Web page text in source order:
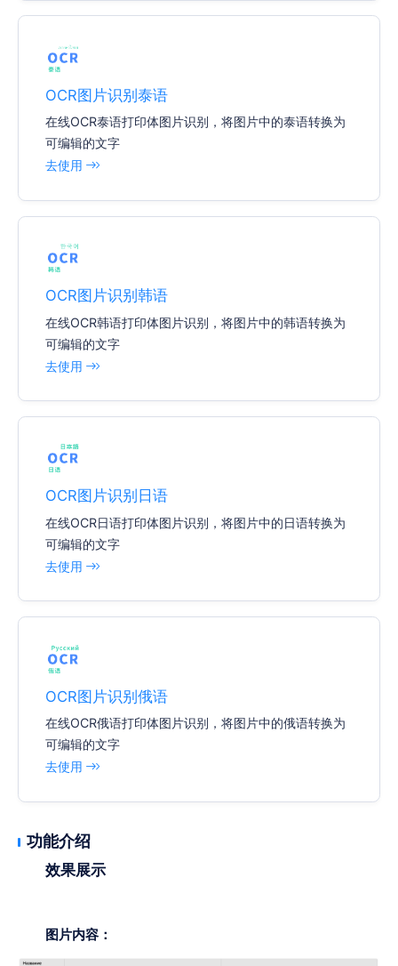
OCR图片识别泰语
在线OCR泰语打印体图片识别，将图片中的泰语转换为
可编辑的文字
去使用
OCR图片识别韩语
在线OCR韩语打印体图片识别，将图片中的韩语转换为
可编辑的文字
去使用
OCR图片识别日语
在线OCR日语打印体图片识别，将图片中的日语转换为
可编辑的文字
去使用
OCR图片识别俄语
在线OCR俄语打印体图片识别，将图片中的俄语转换为
可编辑的文字
去使用
功能介绍
效果展示
图片内容：